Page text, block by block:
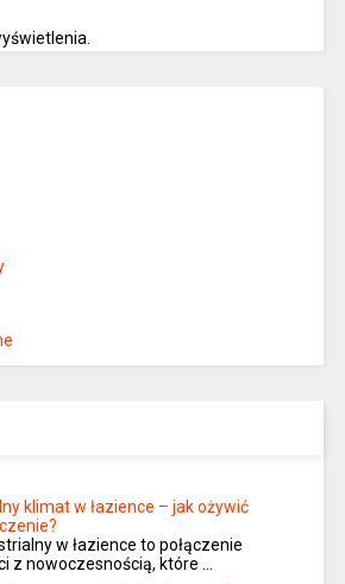
klimat w łazience – jak ożywić
w łazience to połączenie
z nowoczesnością, które …